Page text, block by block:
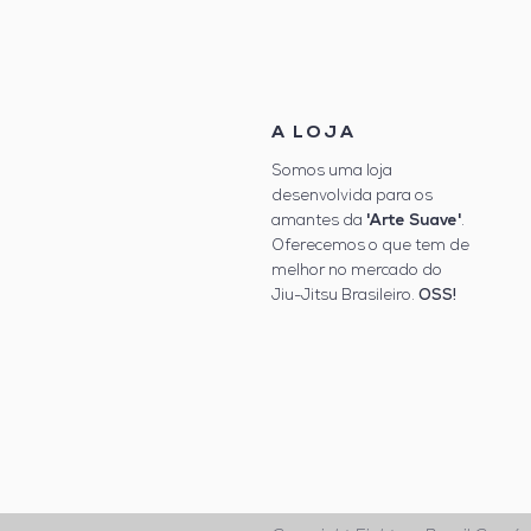
A LOJA
Somos uma loja
desenvolvida para os
amantes da 'Arte Suave'.
Oferecemos o que tem de
melhor no mercado do
Jiu-Jitsu Brasileiro. OSS!